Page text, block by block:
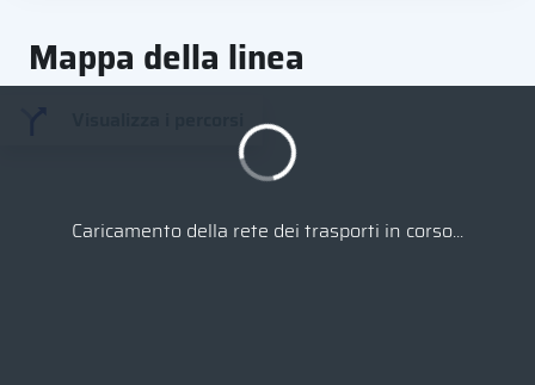
Mappa della linea
Caricamento della rete dei trasporti in corso...